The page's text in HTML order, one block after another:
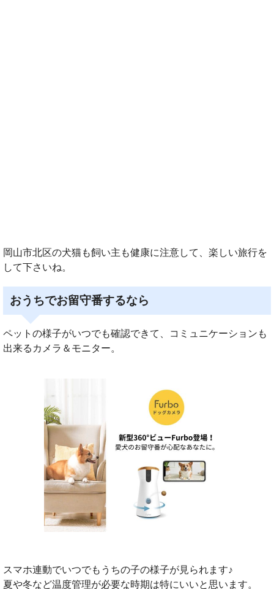
岡山市北区の犬猫も飼い主も健康に注意して、楽しい旅行を
して下さいね。
おうちでお留守番するなら
ペットの様子がいつでも確認できて、コミュニケーションも
出来るカメラ＆モニター。
スマホ連動でいつでもうちの子の様子が見られます♪
夏や冬など温度管理が必要な時期は特にいいと思います。